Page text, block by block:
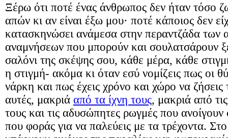
Ξέρω ότι ποτέ ένας άνθρωπος δεν ήταν τόσο
απών κι αν είναι έξω μου· ποτέ κάποιος δεν
κατασκηνώσει ανάμεσα στην περαντζάδα των
αναμνήσεων που μπορούν και σουλατσάρουν
σαλόνι της σκέψης σου, κάθε μέρα, κάθε
η στιγμή- ακόμα κι όταν εσύ νομίζεις πως οι
νάρκη και πως έχεις χρόνο και χώρο να
αυτές, μακριά από τα ίχνη τους, μακριά από
τους και τις αδυσώπητες ρωγμές που
που φοράς για να παλεύεις με τα τρέχοντα.